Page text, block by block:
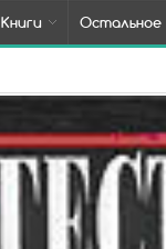
Книги Остальное